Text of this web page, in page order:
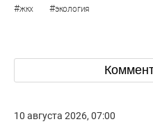
#жкх #экология
10 августа 2026, 07:00